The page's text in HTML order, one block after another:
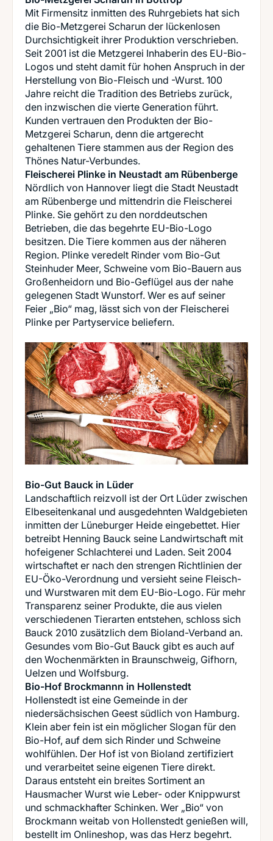
Mit Firmensitz inmitten des Ruhrgebiets hat sich
die Bio-Metzgerei Scharun der lückenlosen
Durchsichtigkeit ihrer Produktion verschrieben.
Seit 2001 ist die Metzgerei Inhaberin des EU-Bio-
Logos und steht damit für hohen Anspruch in der
Herstellung von Bio-Fleisch und -Wurst. 100
Jahre reicht die Tradition des Betriebs zurück,
den inzwischen die vierte Generation führt.
Kunden vertrauen den Produkten der Bio-
Metzgerei Scharun, denn die artgerecht
gehaltenen Tiere stammen aus der Region des
Fleischerei Plinke in Neustadt am Rübenberge
Nördlich von Hannover liegt die Stadt Neustadt
am Rübenberge und mittendrin die Fleischerei
Plinke. Sie gehört zu den norddeutschen
Betrieben, die das begehrte EU-Bio-Logo
besitzen. Die Tiere kommen aus der näheren
Region. Plinke veredelt Rinder vom Bio-Gut
Steinhuder Meer, Schweine vom Bio-Bauern aus
Großenheidorn und Bio-Geflügel aus der nahe
gelegenen Stadt Wunstorf. Wer es auf seiner
Feier „Bio“ mag, lässt sich von der Fleischerei
Plinke per Partyservice beliefern.
Bio-Gut Bauck in Lüder
Landschaftlich reizvoll ist der Ort Lüder zwischen
Elbeseitenkanal und ausgedehnten Waldgebieten
inmitten der Lüneburger Heide eingebettet. Hier
betreibt Henning Bauck seine Landwirtschaft mit
hofeigener Schlachterei und Laden. Seit 2004
wirtschaftet er nach den strengen Richtlinien der
EU-Öko-Verordnung und versieht seine Fleisch-
und Wurstwaren mit dem EU-Bio-Logo. Für mehr
Transparenz seiner Produkte, die aus vielen
verschiedenen Tierarten entstehen, schloss sich
Bauck 2010 zusätzlich dem Bioland-Verband an.
Gesundes vom Bio-Gut Bauck gibt es auch auf
den Wochenmärkten in Braunschweig, Gifhorn,
Bio-Hof Brockmannn in Hollenstedt
Hollenstedt ist eine Gemeinde in der
niedersächsischen Geest südlich von Hamburg.
Klein aber fein ist ein möglicher Slogan für den
Bio-Hof, auf dem sich Rinder und Schweine
wohlfühlen. Der Hof ist von Bioland zertifiziert
und verarbeitet seine eigenen Tiere direkt.
Daraus entsteht ein breites Sortiment an
Hausmacher Wurst wie Leber- oder Knippwurst
und schmackhafter Schinken. Wer „Bio“ von
Brockmann weitab von Hollenstedt genießen will,